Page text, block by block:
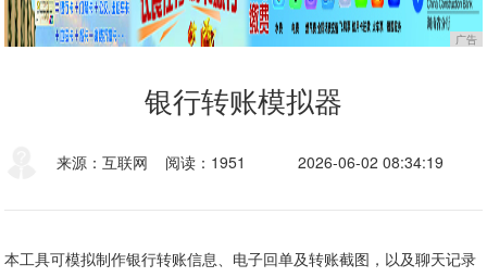
广告
银行转账模拟器
来源：互联网 阅读：1951 2026-06-02 08:34:19
本工具可模拟制作银行转账信息、电子回单及转账截图，以及聊天记录